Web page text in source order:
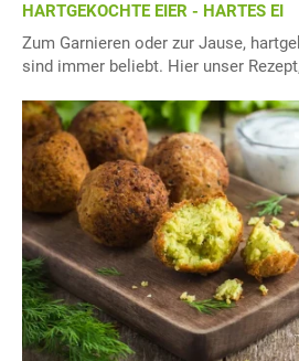
HARTGEKOCHTE EIER - HARTES EI
Zum Garnieren oder zur Jause,
sind immer beliebt. Hier unser